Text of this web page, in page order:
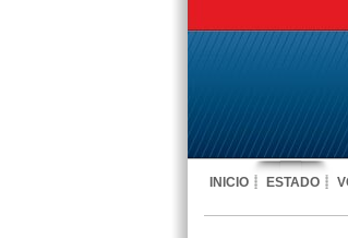
INICIO ESTADO